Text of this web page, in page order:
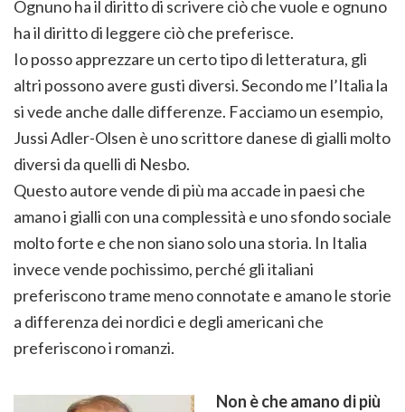
Ognuno ha il diritto di scrivere ciò che vuole e ognuno
ha il diritto di leggere ciò che preferisce.
Io posso apprezzare un certo tipo di letteratura, gli
altri possono avere gusti diversi. Secondo me l’Italia la
si vede anche dalle differenze. Facciamo un esempio,
Jussi Adler-Olsen è uno scrittore danese di gialli molto
diversi da quelli di Nesbo.
Questo autore vende di più ma accade in paesi che
amano i gialli con una complessità e uno sfondo sociale
molto forte e che non siano solo una storia. In Italia
invece vende pochissimo, perché gli italiani
preferiscono trame meno connotate e amano le storie
a differenza dei nordici e degli americani che
preferiscono i romanzi.
Non è che amano di più